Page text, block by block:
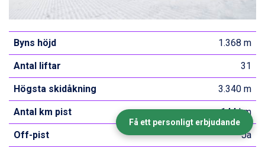
Byns höjd 1.368 m
Antal liftar 31
Högsta skidåkning 3.340 m
Antal km pist 144 km
Off-pist Ja
Få ett personligt erbjudande